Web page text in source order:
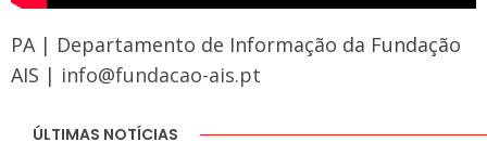
PA | Departamento de Informação da Fundação
AIS | info@fundacao-ais.pt
ÚLTIMAS NOTÍCIAS